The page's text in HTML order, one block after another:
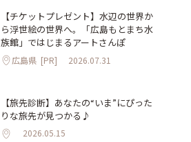
【チケットプレゼント】水辺の世界か
ら浮世絵の世界へ。「広島もとまち水
族館」ではじまるアートさんぽ
広島県 [PR] 2026.07.31
【旅先診断】あなたの“いま”にぴった
りな旅先が見つかる♪
2026.05.15